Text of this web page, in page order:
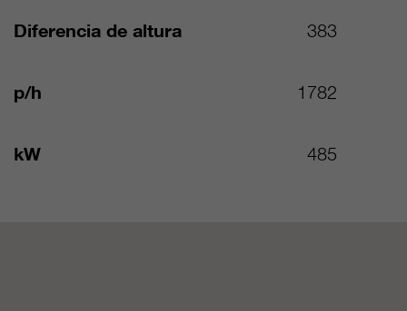
Diferencia de altura 383
p/h 1782
kW 485